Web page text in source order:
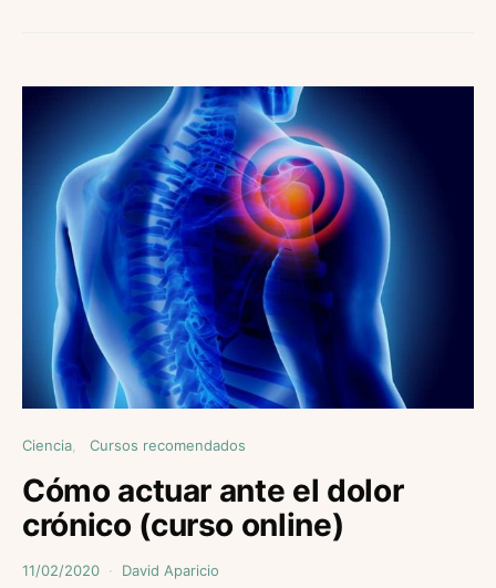
Ciencia Cursos recomendados
Cómo actuar ante el dolor
crónico (curso online)
11/02/2020 David Aparicio